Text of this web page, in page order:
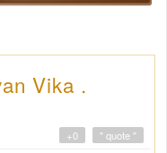
Vika .
" quote "
+0